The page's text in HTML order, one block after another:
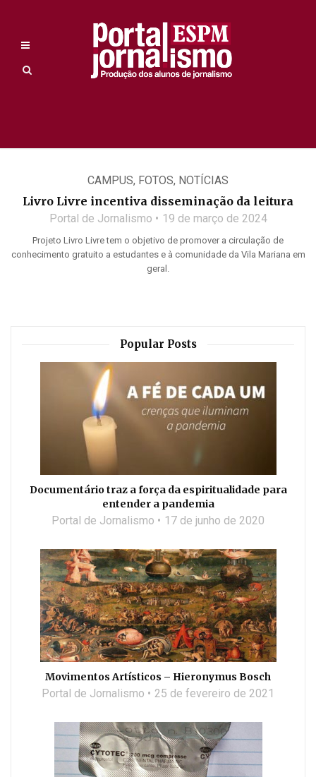
CAMPUS, FOTOS, NOTÍCIAS
Livro Livre incentiva disseminação da leitura
Portal de Jornalismo 19 de março de 2024
Projeto Livro Livre tem o objetivo de promover a circulação de
conhecimento gratuito a estudantes e à comunidade da Vila Mariana em
geral.
Popular Posts
Documentário traz a força da espiritualidade para
entender a pandemia
Portal de Jornalismo 17 de junho de 2020
Movimentos Artísticos – Hieronymus Bosch
Portal de Jornalismo 25 de fevereiro de 2021